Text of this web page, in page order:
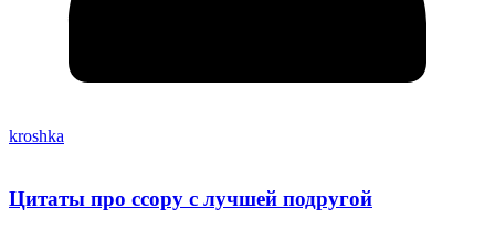
kroshka
Цитаты про ссору с лучшей подругой